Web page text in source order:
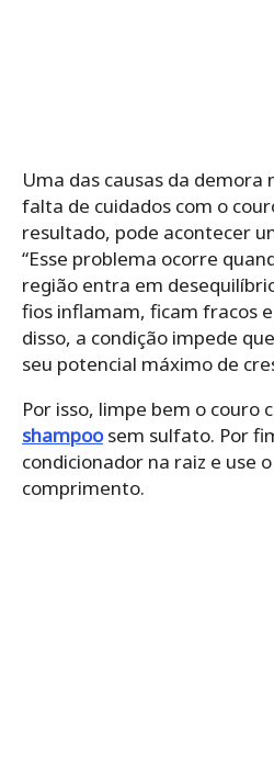
Uma das causas da demora
falta de cuidados com o
resultado, pode acontecer
“Esse problema ocorre
região entra em
fios inflamam, ficam fracos
disso, a condição impede
seu potencial máximo de
Por isso, limpe bem o couro
shampoosem sulfato. Por
condicionador na raiz e use
comprimento.